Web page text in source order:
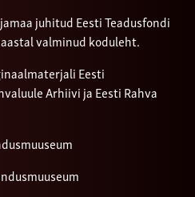
juhitud Eesti Teadusfondi
valminud koduleht.
Eesti
Arhiivi ja Eesti Rahva